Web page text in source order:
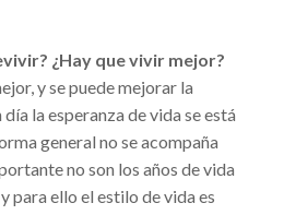
¿Hay que vivir mejor?
y se puede mejorar la
la esperanza de vida se está
general no se acompaña
no son los años de vida
para ello el estilo de vida es